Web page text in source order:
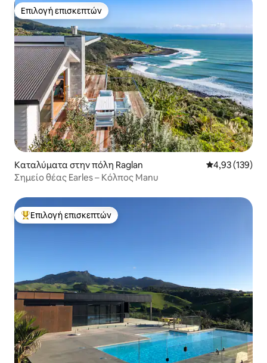
Επιλογή επισκεπτών
Επιλογή επισκεπτών
Καταλύματα στην πόλη Raglan Μέση
4,93 (139)
Σημείο θέας Earles – Κόλπος Manu
Κορυφαία επιλογή επισκεπτών
Επιλογή επισκεπτών